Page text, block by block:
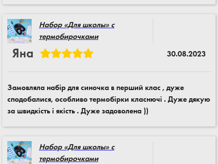
Набор «Для школы» с
термобирочками
Яна 30.08.2023
Замовляла набір для синочка в перший клас , дуже
сподобалися, особливо термобірки класнючі . Дуже дякую
за швидкість і якість . Дуже задоволена ))
Набор «Для школы» с
термобирочками